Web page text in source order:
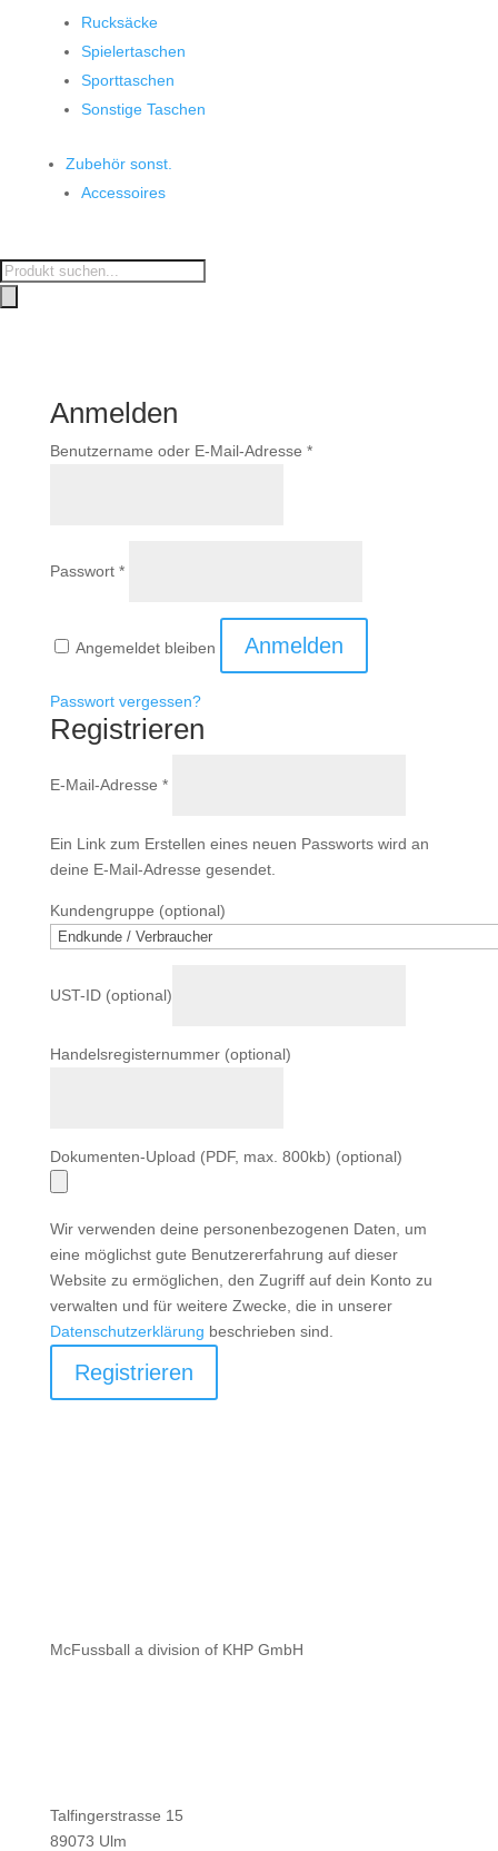
Rucksäcke
Spielertaschen
Sporttaschen
Sonstige Taschen
Zubehör sonst.
Accessoires
Products
Anmelden
Benutzername oder E-Mail-Adresse *Erforderlich
Passwort *
Angemeldet bleiben Anmelden
Passwort vergessen?
Registrieren
E-Mail-Adresse *
Ein Link zum Erstellen eines neuen Passworts wird an
deine E-Mail-Adresse gesendet.
Kundengruppe (optional)
UST-ID (optional)
Handelsregisternummer (optional)
Dokumenten-Upload (PDF, max. 800kb) (optional)
Wir verwenden deine personenbezogenen Daten, um
eine möglichst gute Benutzererfahrung auf dieser
Website zu ermöglichen, den Zugriff auf dein Konto zu
verwalten und für weitere Zwecke, die in unserer
Datenschutzerklärung beschrieben sind.
Registrieren
McFussball a division of KHP GmbH
Talfingerstrasse 15
89073 Ulm